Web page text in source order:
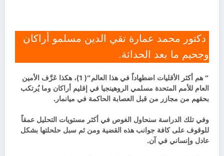
دكتور محمد عمارة تقي الدين مسلمو أراكان
وجحيم ما بعد الحداثة.
” هم أكثر الأقليات اضطهاداً في هذا العالم”( 1)، هكذا عَرَّف الأمين
العام للأمم المتحدة مسلمي الروهينجيا في إقليم أراكان وما يُرتكب
بحقهم من مجازر من قبل العصابة الحاكمة في ميانمار.
وفي تلك الدراسة سنحاول الغوص في أكثر مستويات التحليل عمقاً
للوقوف على كافة جوانب هذه القضية ومن ثم سبل حلحلتها بشكل
عادل وإنساني في آن.